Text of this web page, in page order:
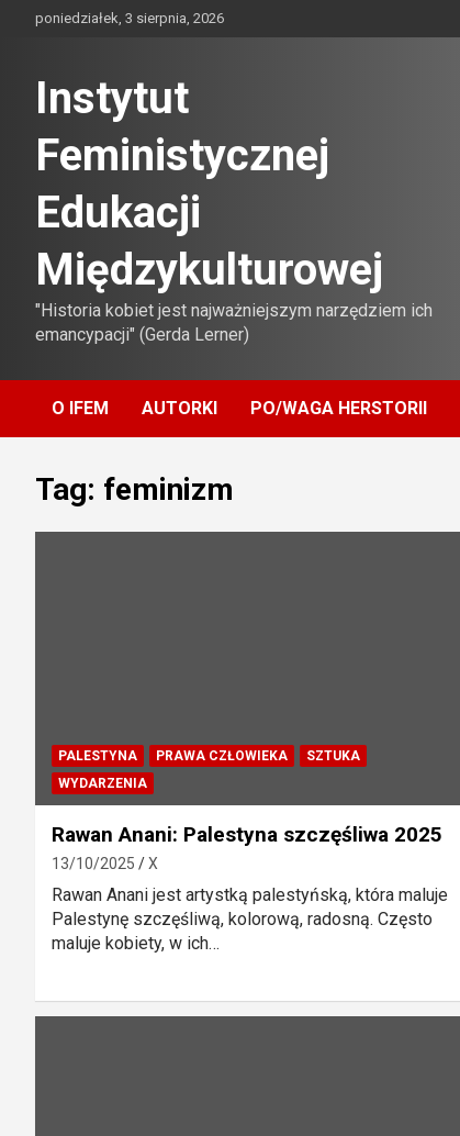
poniedziałek, 3 sierpnia, 2026
Instytut
Feministycznej
Edukacji
Międzykulturowej
"Historia kobiet jest najważniejszym narzędziem ich
emancypacji" (Gerda Lerner)
O IFEM AUTORKI PO/WAGA HERSTORII
Tag: feminizm
PALESTYNA PRAWA CZŁOWIEKA
SZTUKA
WYDARZENIA
Rawan Anani: Palestyna szczęśliwa 2025
13/10/2025 X
Rawan Anani jest artystką palestyńską, która maluje
Palestynę szczęśliwą, kolorową, radosną. Często
maluje kobiety, w ich…